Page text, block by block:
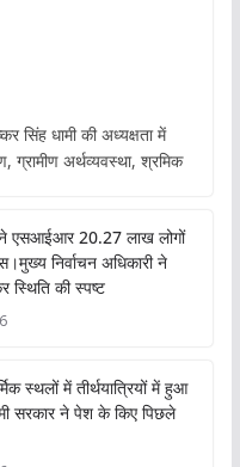
सिंह धामी की अध्यक्षता में
अर्थव्यवस्था, श्रमिक
ने एसआईआर 20.27 लाख लोगों
निर्वाचन अधिकारी ने
स्थिति की स्पष्ट
स्थलों में तीर्थयात्रियों में हुआ
सरकार ने पेश के किए पिछले